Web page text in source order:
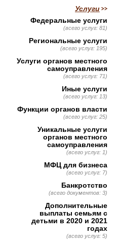
Услуги
Федеральные услуги
(всего услуг: 81)
Региональные услуги
(всего услуг: 195)
Услуги органов местного
самоуправления
(всего услуг: 71)
Иные услуги
(всего услуг: 13)
Функции органов власти
(всего услуг: 25)
Уникальные услуги
органов местного
самоуправления
(всего услуг: 1)
МФЦ для бизнеса
(всего услуг: 7)
Банкротство
(всего документов: 3)
Дополнительные
выплаты семьям с
детьми в 2020 и 2021
годах
(всего услуг: 5)